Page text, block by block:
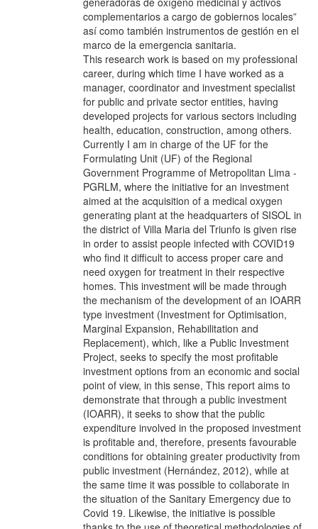
complementarios a cargo de gobiernos locales”
así como también instrumentos de gestión en el
marco de la emergencia sanitaria.
This research work is based on my professional
career, during which time I have worked as a
manager, coordinator and investment specialist
for public and private sector entities, having
developed projects for various sectors including
health, education, construction, among others.
Currently I am in charge of the UF for the
Formulating Unit (UF) of the Regional
Government Programme of Metropolitan Lima -
PGRLM, where the initiative for an investment
aimed at the acquisition of a medical oxygen
generating plant at the headquarters of SISOL in
the district of Villa Maria del Triunfo is given rise
in order to assist people infected with COVID19
who find it difficult to access proper care and
need oxygen for treatment in their respective
homes. This investment will be made through
the mechanism of the development of an IOARR
type investment (Investment for Optimisation,
Marginal Expansion, Rehabilitation and
Replacement), which, like a Public Investment
Project, seeks to specify the most profitable
investment options from an economic and social
point of view, in this sense, This report aims to
demonstrate that through a public investment
(IOARR), it seeks to show that the public
expenditure involved in the proposed investment
is profitable and, therefore, presents favourable
conditions for obtaining greater productivity from
public investment (Hernández, 2012), while at
the same time it was possible to collaborate in
the situation of the Sanitary Emergency due to
Covid 19. Likewise, the initiative is possible